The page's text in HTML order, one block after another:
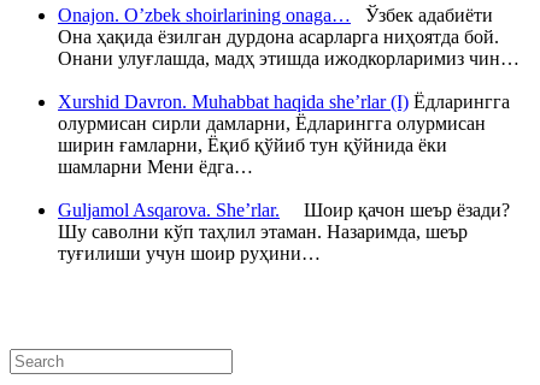
Onajon. O’zbek shoirlarining onaga… Ўзбек адабиёти
Она ҳақида ёзилган дурдона асарларга ниҳоятда бой.
Онани улуғлашда, мадҳ этишда ижодкорларимиз чин…
Xurshid Davron. Muhabbat haqida she’rlar (I) Ёдларингга
олурмисан сирли дамларни, Ёдларингга олурмисан
ширин ғамларни, Ёқиб қўйиб тун қўйнида ёки
шамларни Мени ёдга…
Guljamol Asqarova. She’rlar. Шоир қачон шеър ёзади?
Шу саволни кўп таҳлил этаман. Назаримда, шеър
туғилиши учун шоир руҳини…